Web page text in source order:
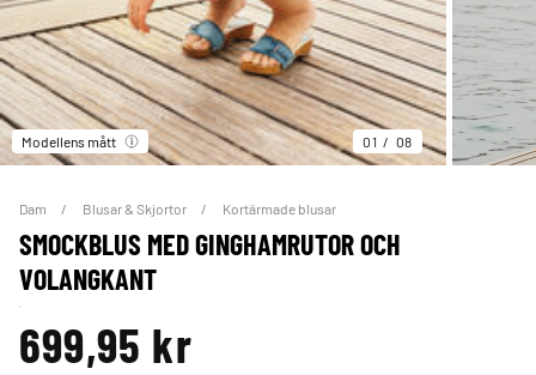
Modellens mått 01 08
Dam Blusar & Skjortor Kortärmade blusar
SMOCKBLUS MED GINGHAMRUTOR OCH
VOLANGKANT
699,95 kr